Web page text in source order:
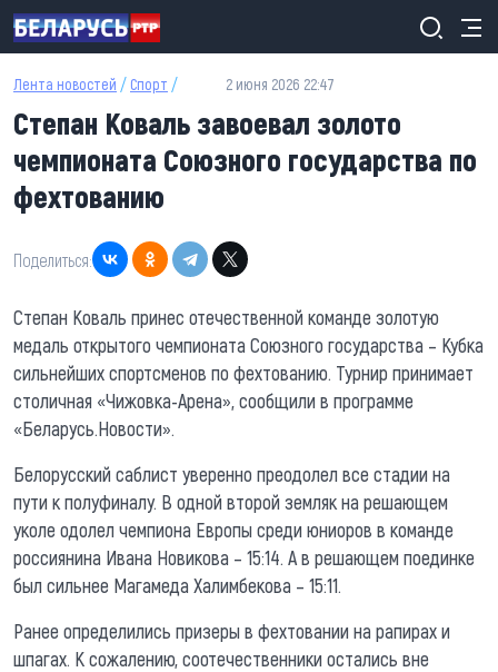
Перейти к основному содержанию
Лента новостей / Спорт / 2 июня 2026 22:47
Степан Коваль завоевал золото
чемпионата Союзного государства по
фехтованию
Поделиться:
Степан Коваль принес отечественной команде золотую
медаль открытого чемпионата Союзного государства – Кубка
сильнейших спортсменов по фехтованию. Турнир принимает
столичная «Чижовка-Арена», сообщили в программе
«Беларусь.Новости».
Белорусский саблист уверенно преодолел все стадии на
пути к полуфиналу. В одной второй земляк на решающем
уколе одолел чемпиона Европы среди юниоров в команде
россиянина Ивана Новикова – 15:14. А в решающем поединке
был сильнее Магамеда Халимбекова – 15:11.
Ранее определились призеры в фехтовании на рапирах и
шпагах. К сожалению, соотечественники остались вне